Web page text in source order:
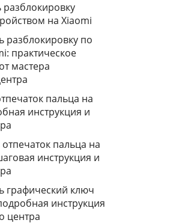
разблокировку
на Xiaomi
разблокировку по
практическое
мастера
пальца на
инструкция и
пальца на
инструкция и
графический ключ
инструкция
центра